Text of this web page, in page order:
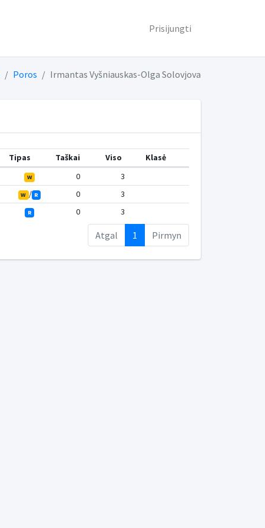
Prisijungti
Poros Irmantas Vyšniauskas-Olga Solovjova
Tipas Taškai Viso
Klasė
W 0
3
W / R 0
3
R 0 3
Atgal 1 Pirmyn